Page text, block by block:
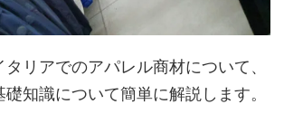
タリアでのアパレル商材について、
知識について簡単に解説します。